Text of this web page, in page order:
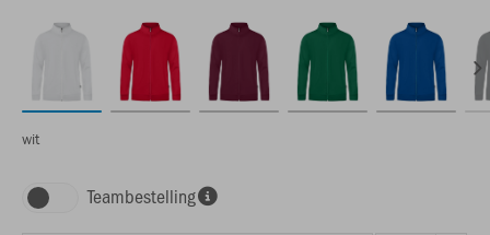
wit
Teambestelling